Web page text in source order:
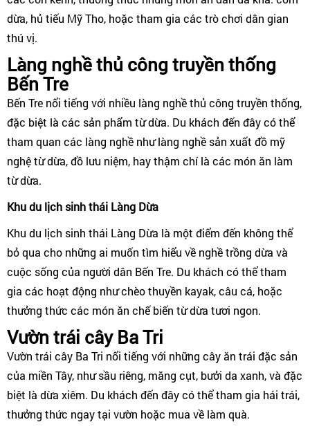
dừa, hủ tiếu Mỹ Tho, hoặc tham gia các trò chơi dân gian
thú vị.
Làng nghề thủ công truyền thống
Bến Tre
Bến Tre nổi tiếng với nhiều làng nghề thủ công truyền thống,
đặc biệt là các sản phẩm từ dừa. Du khách đến đây có thể
tham quan các làng nghề như làng nghề sản xuất đồ mỹ
nghệ từ dừa, đồ lưu niệm, hay thậm chí là các món ăn làm
từ dừa.
Khu du lịch sinh thái Làng Dừa
Khu du lịch sinh thái Làng Dừa là một điểm đến không thể
bỏ qua cho những ai muốn tìm hiểu về nghề trồng dừa và
cuộc sống của người dân Bến Tre. Du khách có thể tham
gia các hoạt động như chèo thuyền kayak, câu cá, hoặc
thưởng thức các món ăn chế biến từ dừa tươi ngon.
Vườn trái cây Ba Tri
Vườn trái cây Ba Tri nổi tiếng với những cây ăn trái đặc sản
của miền Tây, như sầu riêng, măng cụt, bưởi da xanh, và đặc
biệt là dừa xiêm. Du khách đến đây có thể tham gia hái trái,
thưởng thức ngay tại vườn hoặc mua về làm quà.